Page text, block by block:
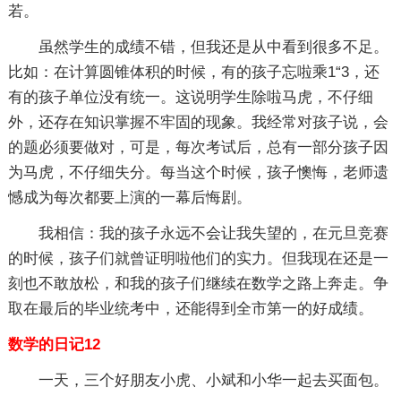
若。
虽然学生的成绩不错，但我还是从中看到很多不足。
比如：在计算圆锥体积的时候，有的孩子忘啦乘1“3，还
有的孩子单位没有统一。这说明学生除啦马虎，不仔细
外，还存在知识掌握不牢固的现象。我经常对孩子说，会
的题必须要做对，可是，每次考试后，总有一部分孩子因
为马虎，不仔细失分。每当这个时候，孩子懊悔，老师遗
憾成为每次都要上演的一幕后悔剧。
我相信：我的孩子永远不会让我失望的，在元旦竞赛
的时候，孩子们就曾证明啦他们的实力。但我现在还是一
刻也不敢放松，和我的孩子们继续在数学之路上奔走。争
取在最后的毕业统考中，还能得到全市第一的好成绩。
数学的日记12
一天，三个好朋友小虎、小斌和小华一起去买面包。